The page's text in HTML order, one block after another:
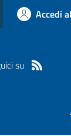
Accedi
su